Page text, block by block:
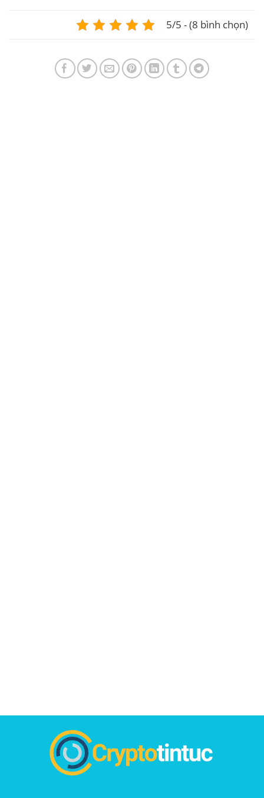
5/5 - (8 bình chọn)